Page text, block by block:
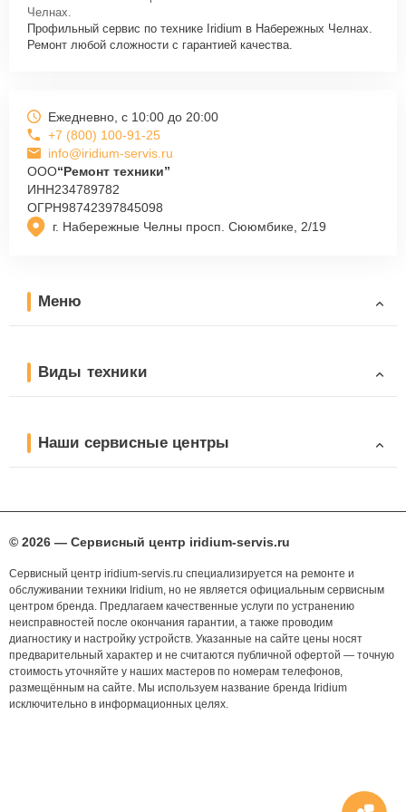
запишут на диагностику, подскажут с вариантами курьерской
доставки или оформят выезд мастера в удобное время и место.
Челнах.
Профильный сервис по технике Iridium в Набережных Челнах.
Ремонт любой сложности с гарантией качества.
г. Набережные Челны просп. Сююмбике, 2/19
Ежедневно, с 10:00 до 20:00
+7 (800) 100-91-25
info@iridium-servis.ru
ООО“Ремонт техники”
ИНН234789782
ОГРН98742397845098
Меню
Виды техники
Наши сервисные центры
© 2026 — Сервисный центр iridium-servis.ru
Сервисный центр iridium-servis.ru специализируется на ремонте и
обслуживании техники Iridium, но не является официальным сервисным
центром бренда. Предлагаем качественные услуги по устранению
неисправностей после окончания гарантии, а также проводим
диагностику и настройку устройств. Указанные на сайте цены носят
предварительный характер и не считаются публичной офертой — точную
стоимость уточняйте у наших мастеров по номерам телефонов,
размещённым на сайте. Мы используем название бренда Iridium
исключительно в информационных целях.